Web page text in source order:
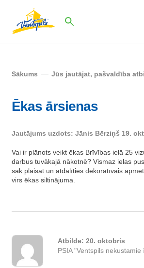
Sākums Jūs jautājat, pašvaldība
Ēkas ārsienas
Jautājums uzdots: Jānis Bērziņš 19.
Vai ir plānots veikt ēkas Brīvības ielā 25
darbus tuvākajā nākotnē? Vismaz ielas
sāk plaisāt un atdalīties dekoratīvais
virs ēkas siltinājuma.
Atbilde: 20. oktobris
PSIA "Ventspils nekustamie